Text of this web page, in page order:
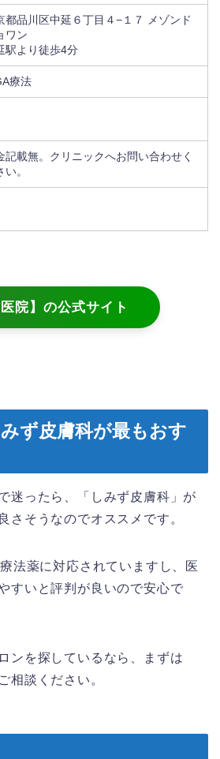
都品川区中延６丁目４−１７ メゾンド
ワン
駅より徒歩4分
療法
記載無。クリニックへお問い合わせく
い。
医院】の公式サイト
ず皮膚科が最もおす
迷ったら、「しみず皮膚科」が
さそうなのでオススメです。
法薬に対応されていますし、医
すいと評判が良いので安心で
ンを探しているなら、まずは
相談ください。